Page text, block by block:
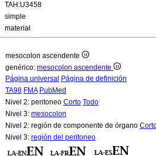
TAH:U3458
simple
material
mesocolon ascendente
genérico: mesocolon ascendente
Página universal Página de definición
TA98 FMA PubMed
Nivel 2: peritoneo Corto Todo
Nivel 3: mesocolon
Nivel 2: región de componente de órgano
Nivel 3: región del peritoneo